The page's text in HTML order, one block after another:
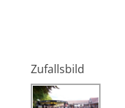
Zufallsbild